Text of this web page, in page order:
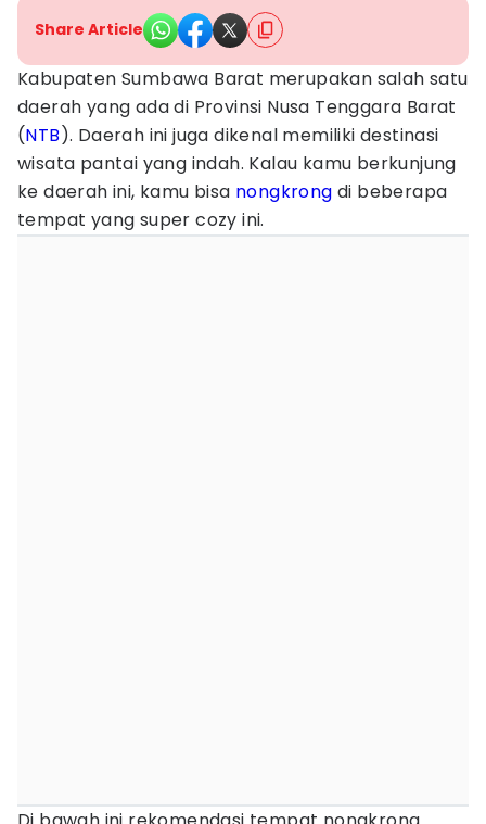
Share Article
Kabupaten Sumbawa Barat merupakan salah satu
daerah yang ada di Provinsi Nusa Tenggara Barat
(NTB). Daerah ini juga dikenal memiliki destinasi
wisata pantai yang indah. Kalau kamu berkunjung
ke daerah ini, kamu bisa nongkrong di beberapa
tempat yang super cozy ini.